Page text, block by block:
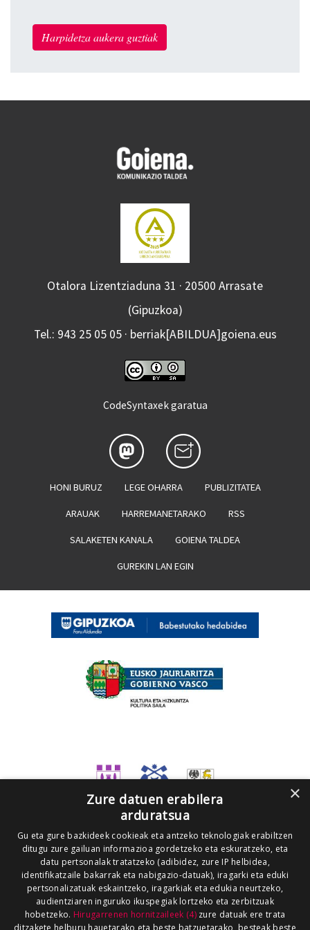
Harpidetza aukera guztiak
Otalora Lizentziaduna 31 · 20500 Arrasate
(Gipuzkoa)
Tel.: 943 25 05 05 · berriak[ABILDUA]goiena.eus
CodeSyntaxek garatua
HONI BURUZ LEGE OHARRA PUBLIZITATEA
ARAUAK HARREMANETARAKO RSS
SALAKETEN KANALA GOIENA TALDEA
GUREKIN LAN EGIN
×
Zure datuen erabilera
arduratsua
Gu eta gure bazkideek cookieak eta antzeko teknologiak erabiltzen
ditugu zure gailuan informazioa gordetzeko eta eskuratzeko, eta
datu pertsonalak tratatzeko (adibidez, zure IP helbidea,
identifikatzaile bakarrak eta nabigazio-datuak), iragarki eta eduki
pertsonalizatuak eskaintzeko, iragarkiak eta edukia neurtzeko,
audientziaren inguruko ikuspegiak lortzeko eta zerbitzuak
hobetzeko. Hirugarrenen hornitzaileek (4)zure datuak ere trata
ditzakete helburu hauetarako eta beste batzuetarako, besteak beste